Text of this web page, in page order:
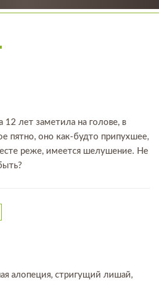
12 лет заметила на голове, в
пятно, оно как-будто припухшее,
реже, имеется шелушение. Не
алопеция, стригущий лишай,